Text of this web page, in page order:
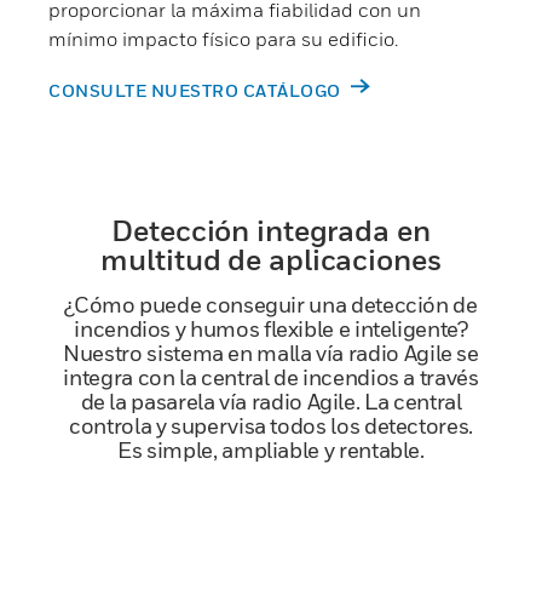
proporcionar la máxima fiabilidad con un
mínimo impacto físico para su edificio.
CONSULTE NUESTRO CATÁLOGO
Detección integrada en
multitud de aplicaciones
¿Cómo puede conseguir una detección de
incendios y humos flexible e inteligente?
Nuestro sistema en malla vía radio Agile se
integra con la central de incendios a través
de la pasarela vía radio Agile. La central
controla y supervisa todos los detectores.
Es simple, ampliable y rentable.